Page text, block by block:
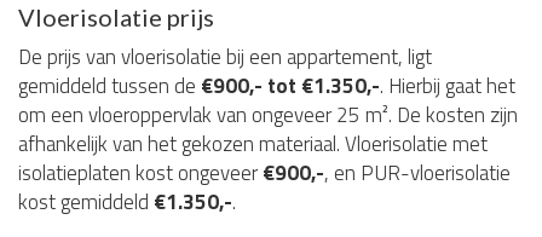
Vloerisolatie prijs
De prijs van vloerisolatie bij een appartement, ligt
gemiddeld tussen de €900,- tot €1.350,-. Hierbij gaat het
om een vloeroppervlak van ongeveer 25 m². De kosten zijn
afhankelijk van het gekozen materiaal. Vloerisolatie met
isolatieplaten kost ongeveer€900,-, en PUR-vloerisolatie
kost gemiddeld €1.350,-.